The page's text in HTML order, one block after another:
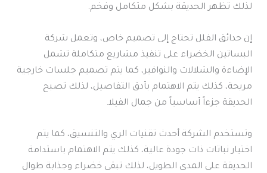
لذلك تظهر الحديقة بشكل متكامل وفخم.
إن حدائق الفلل تحتاج إلى تصميم خاص، وتعمل شركة
البساتين الخضراء على تنفيذ مشاريع متكاملة تشمل
الإضاءة والشلالات والنوافير، كما يتم تصميم جلسات خارجية
مريحة، كذلك يتم الاهتمام بأدق التفاصيل، لذلك تصبح
الحديقة جزءاً أساسياً من جمال الفيلا.
وتستخدم الشركة أحدث تقنيات الري والتنسيق، كما يتم
اختيار نباتات ذات جودة عالية، كذلك يتم الاهتمام باستدامة
الحديقة على المدى الطويل، لذلك تبقى خضراء وجذابة طوال